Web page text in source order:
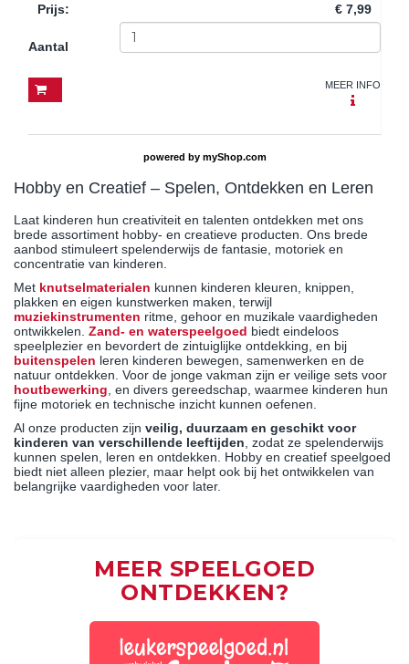
Prijs: € 7,99
Aantal
MEER INFO
powered by myShop.com
Hobby en Creatief – Spelen, Ontdekken en Leren
Laat kinderen hun creativiteit en talenten ontdekken met ons
brede assortiment hobby- en creatieve producten. Ons brede
aanbod stimuleert spelenderwijs de fantasie, motoriek en
concentratie van kinderen.
Met knutselmaterialen kunnen kinderen kleuren, knippen,
plakken en eigen kunstwerken maken, terwijl
muziekinstrumenten ritme, gehoor en muzikale vaardigheden
ontwikkelen. Zand- en waterspeelgoed biedt eindeloos
speelplezier en bevordert de zintuiglijke ontdekking, en bij
buitenspelen leren kinderen bewegen, samenwerken en de
natuur ontdekken. Voor de jonge vakman zijn er veilige sets voor
houtbewerking, en divers gereedschap, waarmee kinderen hun
fijne motoriek en technische inzicht kunnen oefenen.
Al onze producten zijn veilig, duurzaam en geschikt voor
kinderen van verschillende leeftijden, zodat ze spelenderwijs
kunnen spelen, leren en ontdekken. Hobby en creatief speelgoed
biedt niet alleen plezier, maar helpt ook bij het ontwikkelen van
belangrijke vaardigheden voor later.
MEER SPEELGOED
ONTDEKKEN?